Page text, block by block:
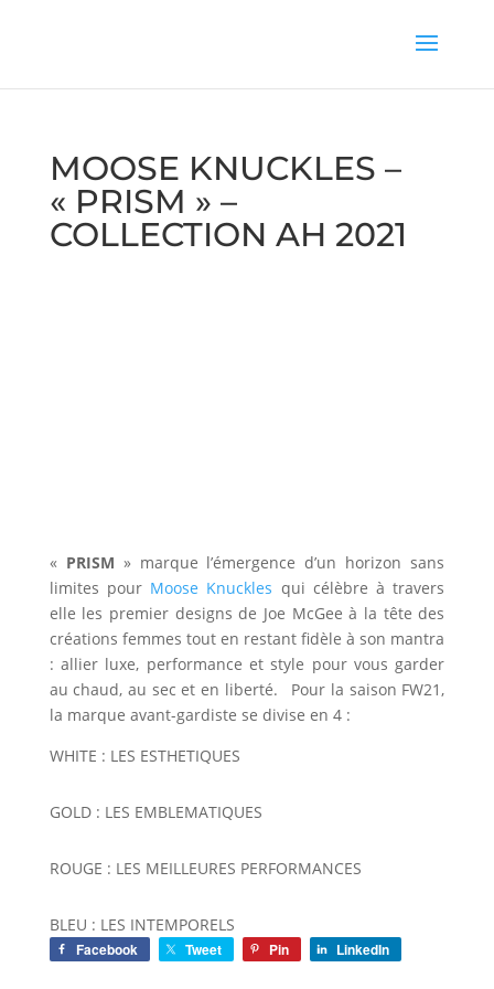
MOOSE KNUCKLES –
« PRISM » –
COLLECTION AH 2021
« PRISM » marque l’émergence d’un horizon sans
limites pour Moose Knuckles qui célèbre à travers
elle les premier designs de Joe McGee à la tête des
créations femmes tout en restant fidèle à son mantra
: allier luxe, performance et style pour vous garder
au chaud, au sec et en liberté. Pour la saison FW21,
la marque avant-gardiste se divise en 4 :
WHITE : LES ESTHETIQUES
GOLD : LES EMBLEMATIQUES
ROUGE : LES MEILLEURES PERFORMANCES
BLEU : LES INTEMPORELS
Facebook Tweet Pin LinkedIn